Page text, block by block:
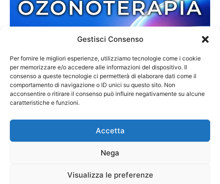
Gestisci Consenso
Per fornire le migliori esperienze, utilizziamo tecnologie come i cookie
per memorizzare e/o accedere alle informazioni del dispositivo. Il
consenso a queste tecnologie ci permetterà di elaborare dati come il
comportamento di navigazione o ID unici su questo sito. Non
acconsentire o ritirare il consenso può influire negativamente su alcune
caratteristiche e funzioni.
Accetta
Nega
Visualizza le preferenze
Contatti Cookie Policy Privacy Policy